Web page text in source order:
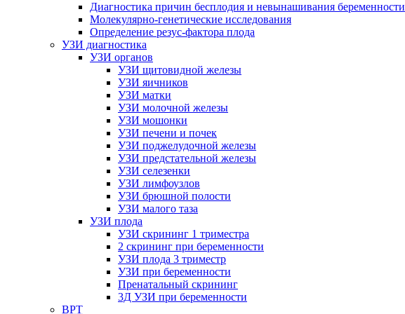
Диагностика причин бесплодия и невынашивания беременности
Молекулярно-генетические исследования
Определение резус-фактора плода
УЗИ диагностика
УЗИ органов
УЗИ щитовидной железы
УЗИ яичников
УЗИ матки
УЗИ молочной железы
УЗИ мошонки
УЗИ печени и почек
УЗИ поджелудочной железы
УЗИ предстательной железы
УЗИ селезенки
УЗИ лимфоузлов
УЗИ брюшной полости
УЗИ малого таза
УЗИ плода
УЗИ скрининг 1 триместра
2 скрининг при беременности
УЗИ плода 3 триместр
УЗИ при беременности
Пренатальный скрининг
3Д УЗИ при беременности
ВРТ